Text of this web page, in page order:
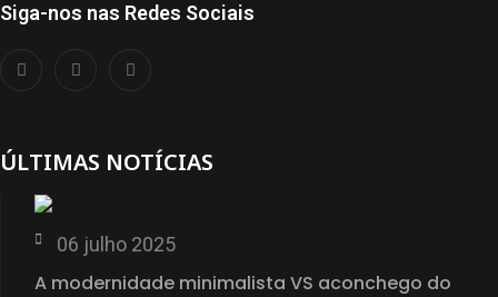
Siga-nos nas Redes Sociais
ÚLTIMAS NOTÍCIAS
06 julho 2025
A modernidade minimalista VS aconchego do